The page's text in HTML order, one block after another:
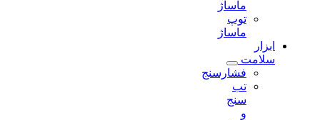
ماساژ
توپ
ماساژ
ابزار
سلامت
فشارسنج